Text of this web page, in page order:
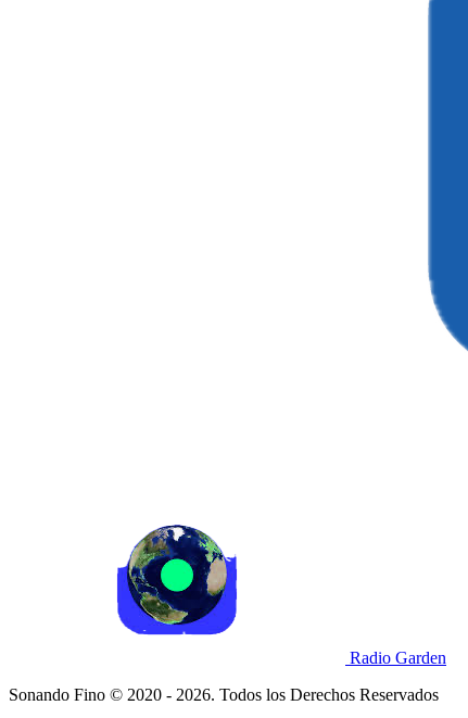
Radio Garden
Sonando Fino © 2020 - 2026. Todos los Derechos Reservados